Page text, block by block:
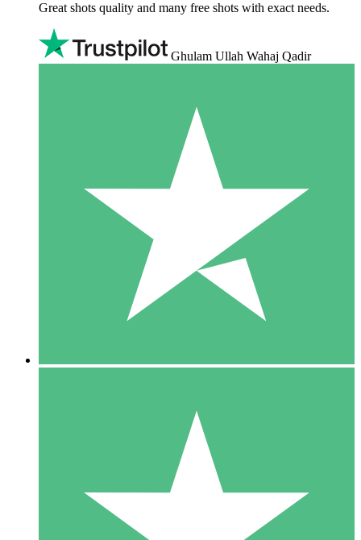
Great shots quality and many free shots with exact needs.
Ghulam Ullah Wahaj Qadir